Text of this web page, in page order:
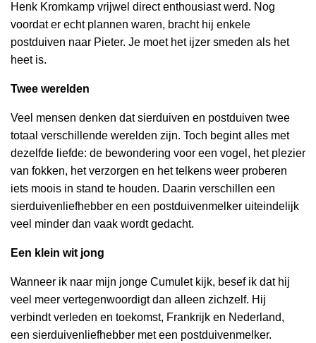
Henk Kromkamp vrijwel direct enthousiast werd. Nog
voordat er echt plannen waren, bracht hij enkele
postduiven naar Pieter. Je moet het ijzer smeden als het
heet is.
Twee werelden
Veel mensen denken dat sierduiven en postduiven twee
totaal verschillende werelden zijn. Toch begint alles met
dezelfde liefde: de bewondering voor een vogel, het plezier
van fokken, het verzorgen en het telkens weer proberen
iets moois in stand te houden. Daarin verschillen een
sierduivenliefhebber en een postduivenmelker uiteindelijk
veel minder dan vaak wordt gedacht.
Een klein wit jong
Wanneer ik naar mijn jonge Cumulet kijk, besef ik dat hij
veel meer vertegenwoordigt dan alleen zichzelf. Hij
verbindt verleden en toekomst, Frankrijk en Nederland,
een sierduivenliefhebber met een postduivenmelker.